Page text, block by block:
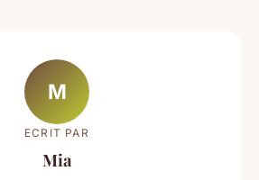
M
ECRIT PAR
Mia